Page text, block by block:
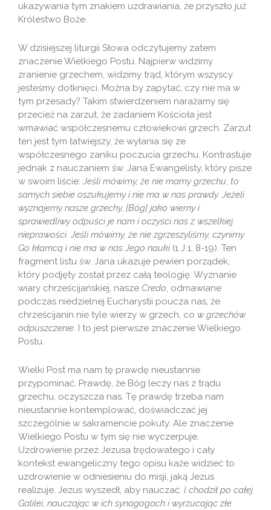
ukazywania tym znakiem uzdrawiania, że przyszło już
Królestwo Boże.
W dzisiejszej liturgii Słowa odczytujemy zatem
znaczenie Wielkiego Postu. Najpierw widzimy
zranienie grzechem, widzimy trąd, którym wszyscy
jesteśmy dotknięci. Można by zapytać, czy nie ma w
tym przesady? Takim stwierdzeniem narażamy się
przecież na zarzut, że zadaniem Kościoła jest
wmawiać współczesnemu człowiekowi grzech. Zarzut
ten jest tym łatwiejszy, że wyłania się ze
współczesnego zaniku poczucia grzechu. Kontrastuje
jednak z nauczaniem św. Jana Ewangelisty, który pisze
w swoim liście:Jeśli mówimy, że nie mamy grzechu, to
samych siebie oszukujemy i nie ma w nas prawdy. Jeżeli
wyznajemy nasze grzechy, [Bóg] jako wierny i
sprawiedliwy odpuści je nam i oczyści nas z wszelkiej
nieprawości. Jeśli mówimy, że nie zgrzeszyliśmy, czynimy
Go kłamcą i nie ma w nas Jego nauki(1 J 1, 8-19). Ten
fragment listu św. Jana ukazuje pewien porządek,
który podjęty został przez całą teologię. Wyznanie
wiary chrześcijańskiej, nasze Credo, odmawiane
podczas niedzielnej Eucharystii poucza nas, że
chrześcijanin nie tyle wierzy w grzech, co w grzechów
odpuszczenie. I to jest pierwsze znaczenie Wielkiego
Postu.
Wielki Post ma nam tę prawdę nieustannie
przypominać. Prawdę, że Bóg leczy nas z trądu
grzechu, oczyszcza nas. Tę prawdę trzeba nam
nieustannie kontemplować, doświadczać jej
szczególnie w sakramencie pokuty. Ale znaczenie
Wielkiego Postu w tym się nie wyczerpuje.
Uzdrowienie przez Jezusa trędowatego i cały
kontekst ewangeliczny tego opisu każe widzieć to
uzdrowienie w odniesieniu do misji, jaką Jezus
realizuje. Jezus wyszedł, aby nauczać. I chodził po całej
Galilei, nauczając w ich synagogach i wyrzucając złe